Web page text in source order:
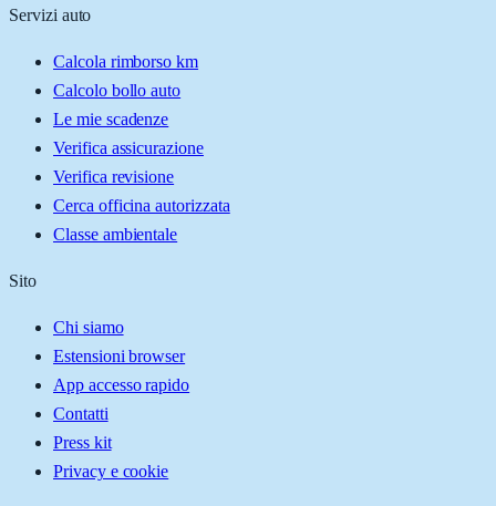
Servizi auto
Calcola rimborso km
Calcolo bollo auto
Le mie scadenze
Verifica assicurazione
Verifica revisione
Cerca officina autorizzata
Classe ambientale
Sito
Chi siamo
Estensioni browser
App accesso rapido
Contatti
Press kit
Privacy e cookie